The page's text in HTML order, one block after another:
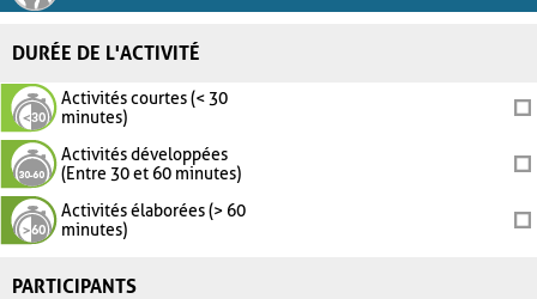
DURÉE DE L'ACTIVITÉ
Activités courtes (< 30
minutes)
Activités développées
(Entre 30 et 60 minutes)
Activités élaborées (> 60
minutes)
PARTICIPANTS